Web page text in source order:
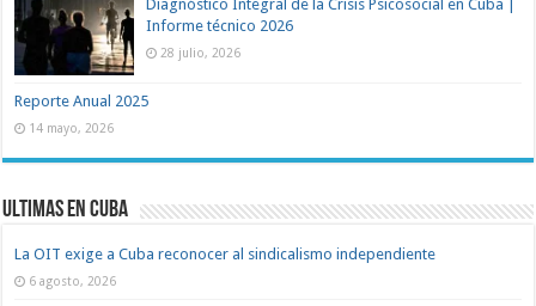
Diagnóstico Integral de la Crisis Psicosocial en Cuba |
Informe técnico 2026
28 julio, 2026
Reporte Anual 2025
14 mayo, 2026
Ultimas en Cuba
La OIT exige a Cuba reconocer al sindicalismo independiente
6 agosto, 2026